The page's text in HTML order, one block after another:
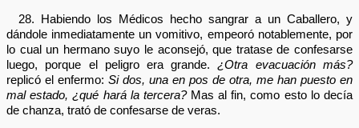
28. Habiendo los Médicos hecho sangrar a un Caballero, y
dándole inmediatamente un vomitivo, empeoró notablemente, por
lo cual un hermano suyo le aconsejó, que tratase de confesarse
luego, porque el peligro era grande.¿Otra evacuación más?
replicó el enfermo:Si dos, una en pos de otra, me han puesto en
mal estado, ¿qué hará la tercera? Mas al fin, como esto lo decía
de chanza, trató de confesarse de veras.